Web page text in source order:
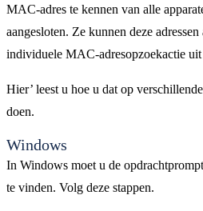
MAC-adres te kennen van alle
aangesloten. Ze kunnen deze
individuele MAC-adresopzoekactie
Hier’ leest u hoe u dat op
doen.
Windows
In Windows moet u de
te vinden. Volg deze stappen.